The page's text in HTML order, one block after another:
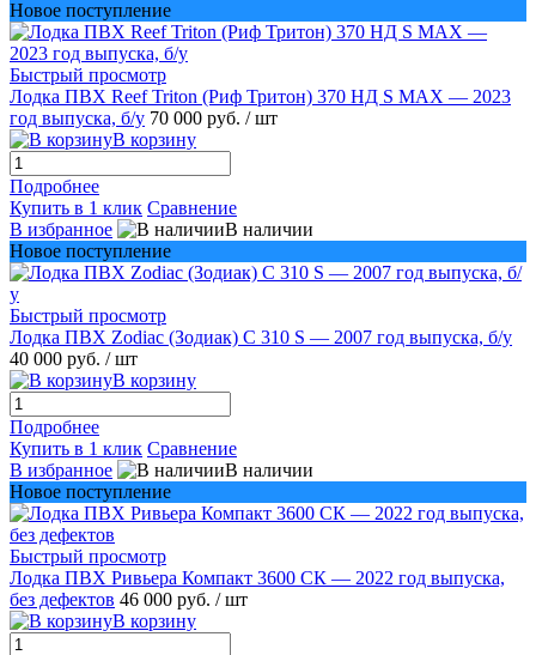
Новое поступление
Быстрый просмотр
Лодка ПВХ Reef Triton (Риф Тритон) 370 НД S MAX — 2023
год выпуска, б/у 70 000 руб. / шт
В корзину
Подробнее
Купить в 1 клик Сравнение
В избранное
В наличии
Новое поступление
Быстрый просмотр
Лодка ПВХ Zodiac (Зодиак) C 310 S — 2007 год выпуска, б/у
40 000 руб. / шт
В корзину
Подробнее
Купить в 1 клик Сравнение
В избранное
В наличии
Новое поступление
Быстрый просмотр
Лодка ПВХ Ривьера Компакт 3600 СК — 2022 год выпуска,
без дефектов 46 000 руб. / шт
В корзину